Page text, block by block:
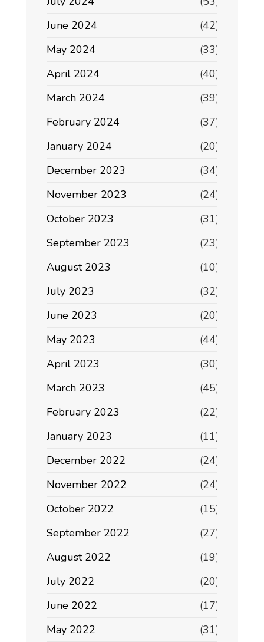
June 2024
(42)
May 2024
(33)
April 2024
(40)
March 2024
(39)
February 2024
(37)
January 2024
(20)
December 2023
(34)
November 2023
(24)
October 2023
(31)
September 2023
(23)
August 2023
(10)
July 2023
(32)
June 2023
(20)
May 2023
(44)
April 2023
(30)
March 2023
(45)
February 2023
(22)
January 2023
(11)
December 2022
(24)
November 2022
(24)
October 2022
(15)
September 2022
(27)
August 2022
(19)
July 2022
(20)
June 2022
(17)
May 2022
(31)